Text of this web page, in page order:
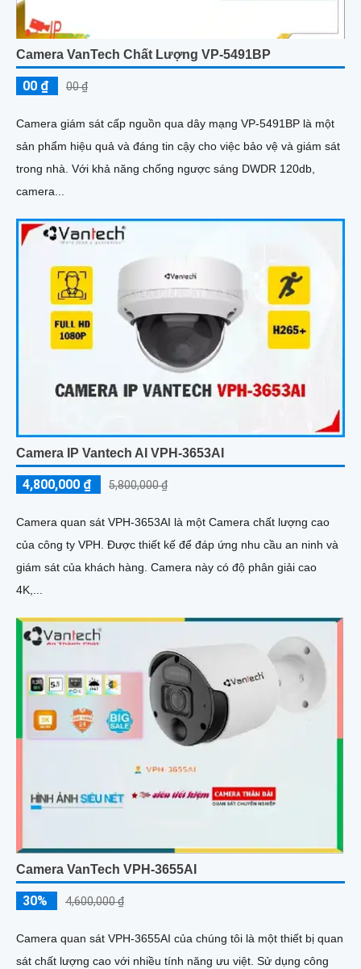
Camera VanTech Chất Lượng VP-5491BP
00 ₫ 00 ₫
Camera giám sát cấp nguồn qua dây mạng VP-5491BP là một
sản phẩm hiệu quả và đáng tin cậy cho việc bảo vệ và giám sát
trong nhà. Với khả năng chống ngược sáng DWDR 120db,
camera...
Camera IP Vantech AI VPH-3653AI
4,800,000 ₫ 5,800,000 ₫
Camera quan sát VPH-3653AI là một Camera chất lượng cao
của công ty VPH. Được thiết kế để đáp ứng nhu cầu an ninh và
giám sát của khách hàng. Camera này có độ phân giải cao
4K,...
Camera VanTech VPH-3655AI
30% 4,600,000 ₫
Camera quan sát VPH-3655AI của chúng tôi là một thiết bị quan
sát chất lượng cao với nhiều tính năng ưu việt. Sử dụng công